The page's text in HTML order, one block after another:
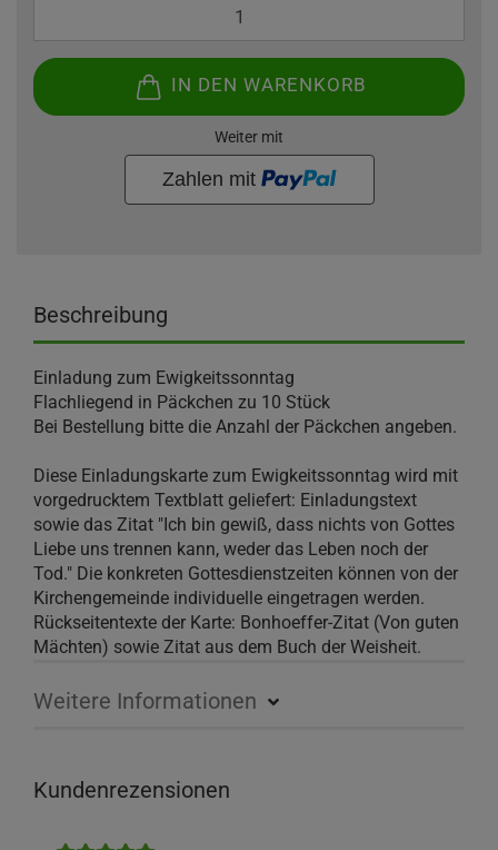
IN DEN WARENKORB
Weiter mit
Beschreibung
Einladung zum Ewigkeitssonntag
Flachliegend in Päckchen zu 10 Stück
Bei Bestellung bitte die Anzahl der Päckchen angeben.
Diese Einladungskarte zum Ewigkeitssonntag wird mit
vorgedrucktem Textblatt geliefert: Einladungstext
sowie das Zitat "Ich bin gewiß, dass nichts von Gottes
Liebe uns trennen kann, weder das Leben noch der
Tod." Die konkreten Gottesdienstzeiten können von der
Kirchengemeinde individuelle eingetragen werden.
Rückseitentexte der Karte: Bonhoeffer-Zitat (Von guten
Mächten) sowie Zitat aus dem Buch der Weisheit.
Weitere Informationen
Kundenrezensionen